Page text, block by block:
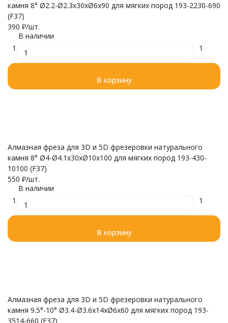
камня 8° Ø2.2-Ø2.3x30xØ6x90 для мягких пород 193-2230-690
(F37)
390 ₽/шт.
В наличии
1
1
В корзину
Алмазная фреза для 3D и 5D фрезеровки натурального
камня 8° Ø4-Ø4.1x30xØ10x100 для мягких пород 193-430-
10100 (F37)
550 ₽/шт.
В наличии
1
1
В корзину
Алмазная фреза для 3D и 5D фрезеровки натурального
камня 9.5°-10° Ø3.4-Ø3.6x14xØ6x60 для мягких пород 193-
3514-660 (F37)